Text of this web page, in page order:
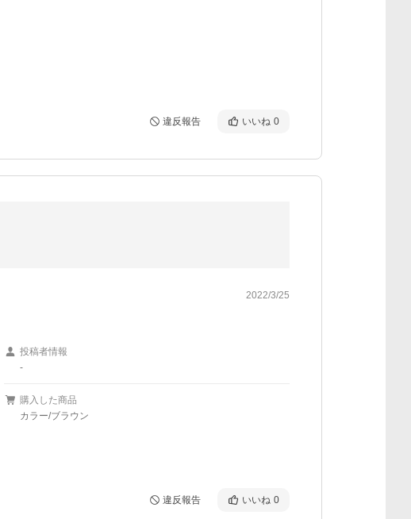
違反報告 いいね 0
2022/3/25
投稿者情報
-
購入した商品
カラー/ブラウン
違反報告 いいね 0